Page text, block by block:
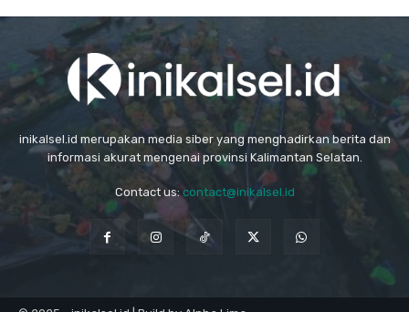
inikalsel.id merupakan media siber yang menghadirkan berita dan
informasi akurat mengenai provinsi Kalimantan Selatan.
Contact us:contact@inikalsel.id